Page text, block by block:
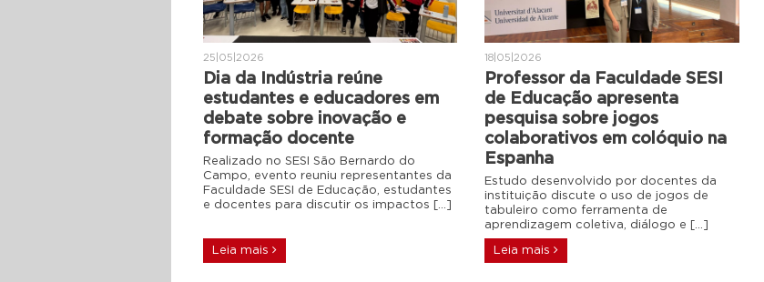
25|05|2026
Dia da Indústria reúne
estudantes e educadores em
debate sobre inovação e
formação docente
Realizado no SESI São Bernardo do
Campo, evento reuniu representantes da
Faculdade SESI de Educação, estudantes
e docentes para discutir os impactos […]
Leia mais
18|05|2026
Professor da Faculdade SESI
de Educação apresenta
pesquisa sobre jogos
colaborativos em colóquio na
Espanha
Estudo desenvolvido por docentes da
instituição discute o uso de jogos de
tabuleiro como ferramenta de
aprendizagem coletiva, diálogo e […]
Leia mais